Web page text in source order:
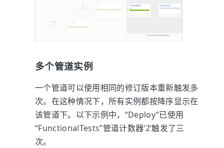
多个管道实例
一个管道可以使用相同的修订版本重新触发多
次。在这种情况下，所有实例都按降序显示在
该管道下。以下示例中，“Deploy”已使用
“FunctionalTests”管道计数器‘2’触发了三
次。